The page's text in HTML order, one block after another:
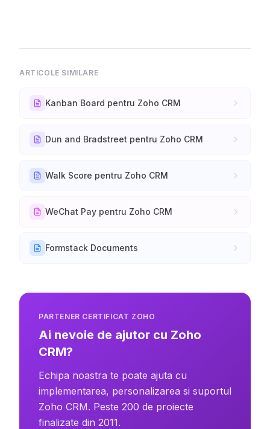
ARTICOLE SIMILARE
Kanban Board pentru Zoho CRM
Dun and Bradstreet pentru Zoho CRM
Walk Score pentru Zoho CRM
WeChat Pay pentru Zoho CRM
Formstack Documents
PARTENER CERTIFICAT ZOHO
Ai nevoie de ajutor cu Zoho
CRM?
Echipa noastra te poate ajuta cu
implementarea, personalizarea si suportul
Zoho CRM. Peste 200 de proiecte
finalizate din 2011.